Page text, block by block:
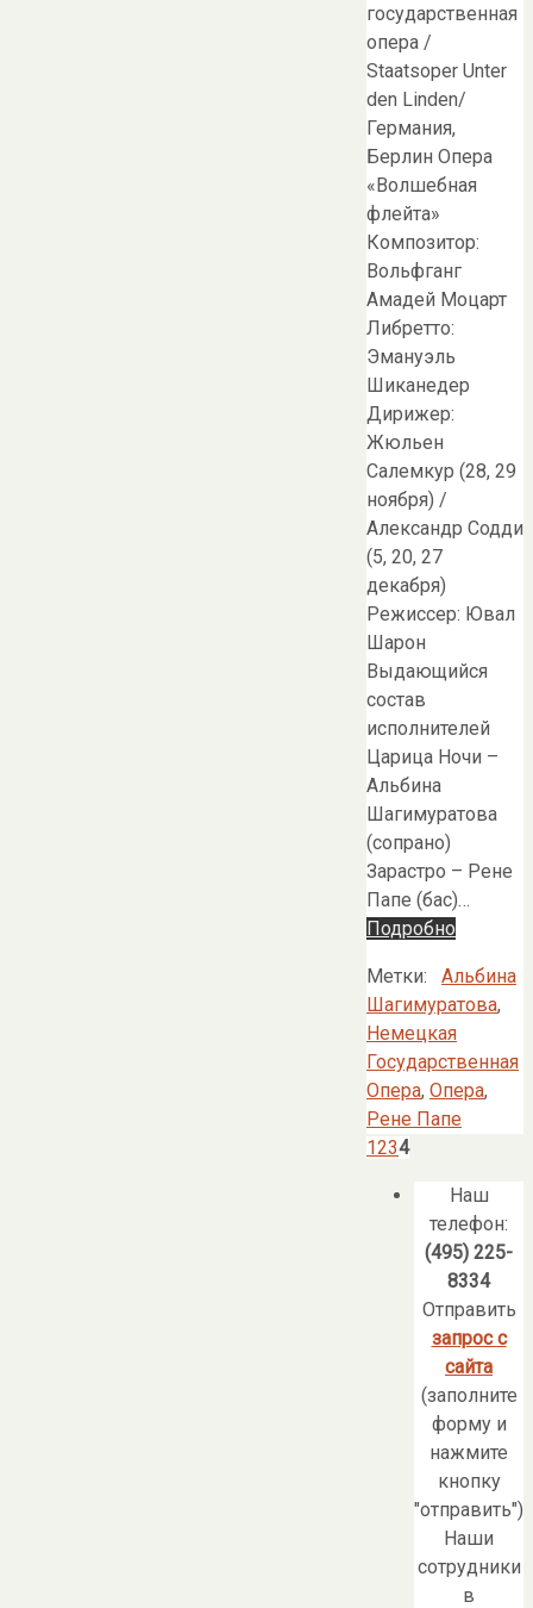
государственная
опера /
Staatsoper Unter
den Linden/
Германия,
Берлин Опера
«Волшебная
флейта»
Композитор:
Вольфганг
Амадей Моцарт
Либретто:
Эмануэль
Шиканедер
Дирижер:
Жюльен
Салемкур (28, 29
ноября) /
Александр Содди
(5, 20, 27
декабря)
Режиссер: Ювал
Шарон
Выдающийся
состав
исполнителей
Царица Ночи –
Альбина
Шагимуратова
(сопрано)
Зарастро – Рене
Папе (бас)…
Подробно
Метки:
Альбина
Шагимуратова,
Немецкая
Государственная
Опера, Опера,
Рене Папе
1234
Наш
телефон:
(495) 225-
8334
Отправить
запрос с
сайта
(заполните
форму и
нажмите
кнопку
"отправить")
Наши
сотрудники
в